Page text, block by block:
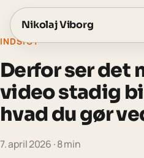
Nikolaj Viborg
Foredrag
INDSIGT
Derfor ser det
video stadig
hvad du gør
7. april 2026 · 8 min